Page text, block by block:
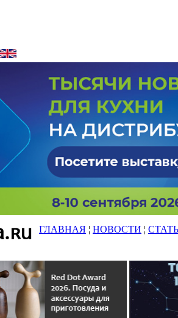
ГЛАВНАЯ ¦ НОВОСТИ ¦